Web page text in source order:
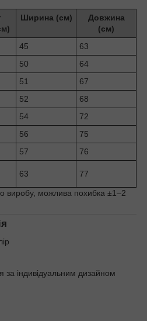
Ширина (см)
Довжина
(см)
45
63
50
64
51
67
52
68
54
72
56
75
57 76
63 77
виробу, можлива похибка ±1–2
за індивідуальним дизайном